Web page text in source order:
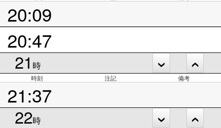
20:09
20:47
21 時
時刻 注記 備考
21:37
22時